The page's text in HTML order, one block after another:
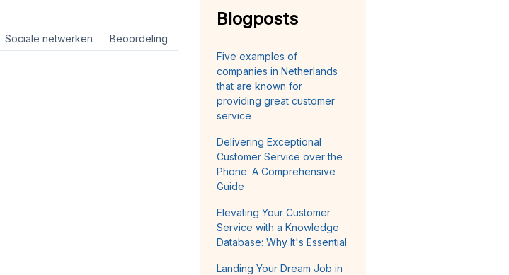
Sociale netwerken Beoordeling
Blogposts
Five examples of
companies in Netherlands
that are known for
providing great customer
service
Delivering Exceptional
Customer Service over the
Phone: A Comprehensive
Guide
Elevating Your Customer
Service with a Knowledge
Database: Why It's Essential
Landing Your Dream Job in